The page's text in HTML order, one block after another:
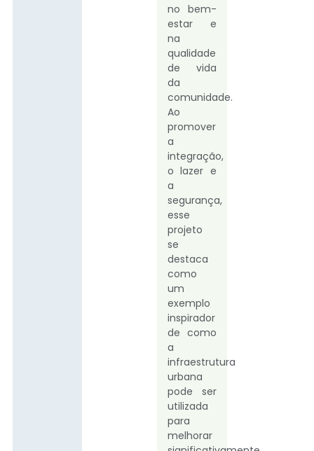
no bem-
estar e
na
qualidade
de vida
da
comunidade.
Ao
promover
a
integração,
o lazer e
a
segurança,
esse
projeto
se
destaca
como
um
exemplo
inspirador
de como
a
infraestrutura
urbana
pode ser
utilizada
para
melhorar